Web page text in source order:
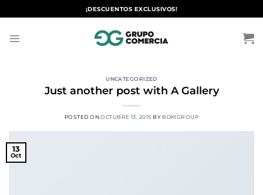
al
¡DESCUENTOS EXCLUSIVOS!
UNCATEGORIZED
Just another post with A Gallery
POSTED ONOCTUBRE 13, 2015 BY BDMGROUP
13
Oct